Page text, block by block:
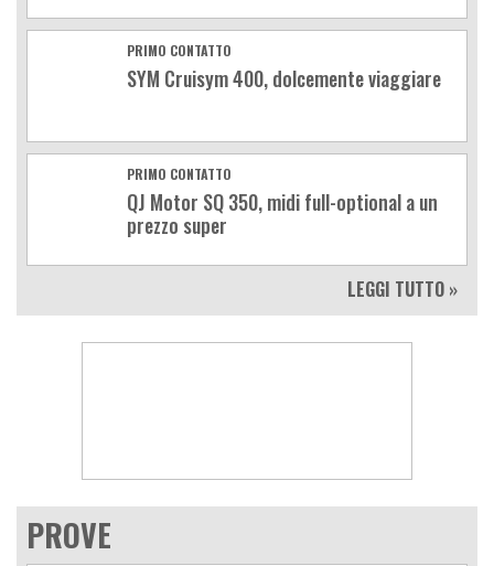
PRIMO CONTATTO
SYM Cruisym 400, dolcemente viaggiare
PRIMO CONTATTO
QJ Motor SQ 350, midi full-optional a un
prezzo super
LEGGI TUTTO »
PROVE